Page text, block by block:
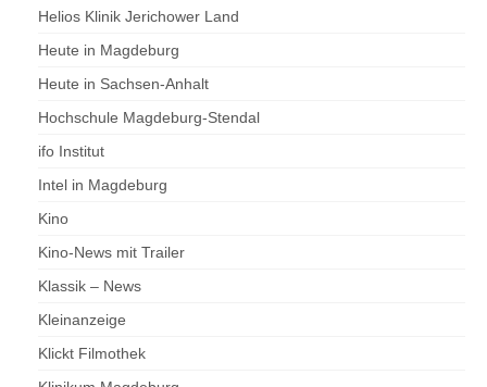
Helios Klinik Jerichower Land
Heute in Magdeburg
Heute in Sachsen-Anhalt
Hochschule Magdeburg-Stendal
ifo Institut
Intel in Magdeburg
Kino
Kino-News mit Trailer
Klassik – News
Kleinanzeige
Klickt Filmothek